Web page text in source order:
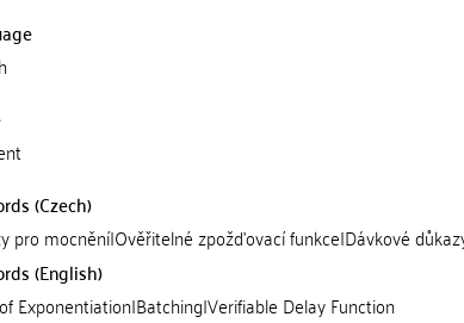
(Czech)
pro mocnění|Ověřitelné zpožďovací funkce|Dávkové
(English)
Exponentiation|Batching|Verifiable Delay Function